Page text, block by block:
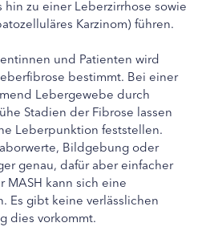
zu einer Leberzirrhose sowie
Karzinom) führen.
und Patienten wird
bestimmt. Bei einer
Lebergewebe durch
Stadien der Fibrose lassen
Leberpunktion feststellen.
Bildgebung oder
genau, dafür aber einfacher
MASH kann sich eine
Es gibt keine verlässlichen
dies vorkommt.